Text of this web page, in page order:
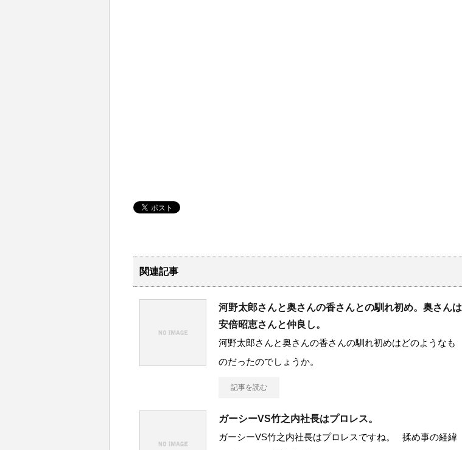
関連記事
河野太郎さんと奥さんの香さんとの馴れ初め。奥さんは
安倍昭恵さんと仲良し。
河野太郎さんと奥さんの香さんの馴れ初めはどのようなも
のだったのでしょうか。
記事を読む
ガーシーVS竹之内社長はプロレス。
ガーシーVS竹之内社長はプロレスですね。 揉め事の経緯